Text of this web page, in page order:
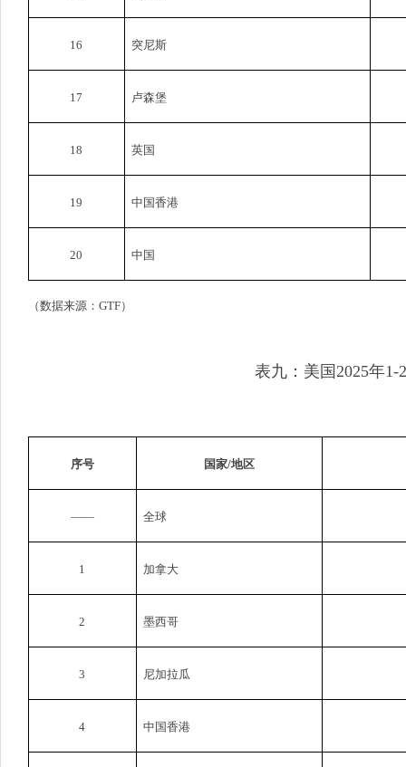
16 突尼斯
17 卢森堡
18 英国
19 中国香港
20 中国
（数据来源： GTF）
表九：美国2025年1-2
序号 国家/地区
—— 全球
1 加拿大
2 墨西哥
3 尼加拉瓜
4 中国香港